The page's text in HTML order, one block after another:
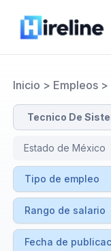
Inicio > Empleos>